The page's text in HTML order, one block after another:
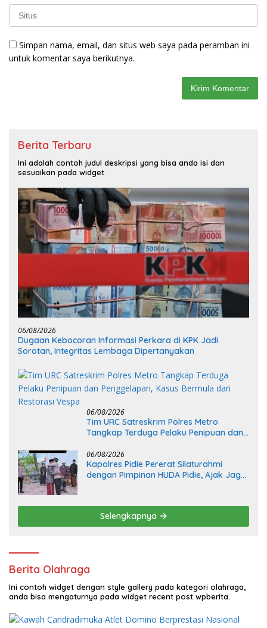
Simpan nama, email, dan situs web saya pada peramban ini
untuk komentar saya berikutnya.
Berita Terbaru
Ini adalah contoh judul deskripsi yang bisa anda isi dan
sesuaikan pada widget
06/08/2026
Dugaan Kebocoran Informasi Perkara di KPK Jadi
Sorotan, Integritas Lembaga Dipertanyakan
06/08/2026
Tim URC Satreskrim Polres Metro
Tangkap Terduga Pelaku Penipuan dan
Restorasi Vespa
06/08/2026
Kapolres Pidie Pererat Silaturahmi
dengan Pimpinan HUDA Pidie, Ajak Jaga
Selengkapnya
Berita Olahraga
Ini contoh widget dengan style gallery pada kategori olahraga,
anda bisa mengaturnya pada widget recent post wpberita.